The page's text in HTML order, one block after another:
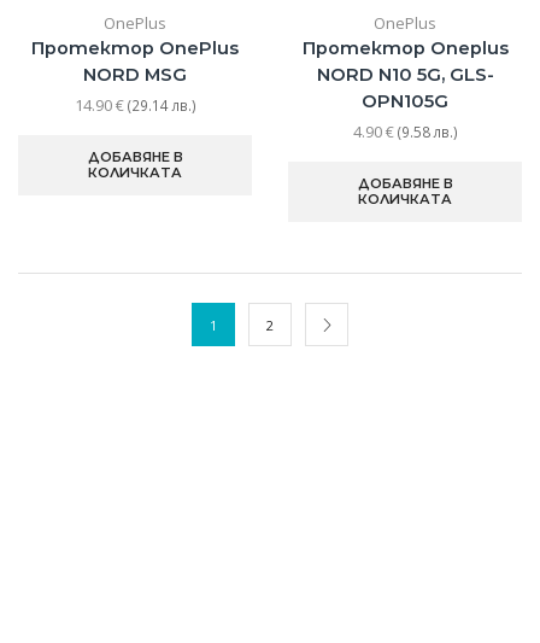
OnePlus
Протектор OnePlus
NORD MSG
14.90€(29.14 лв.)
ДОБАВЯНЕ В
КОЛИЧКАТА
OnePlus
Протектор Oneplus
NORD N10 5G, GLS-
OPN105G
4.90€(9.58 лв.)
ДОБАВЯНЕ В
КОЛИЧКАТА
1 2